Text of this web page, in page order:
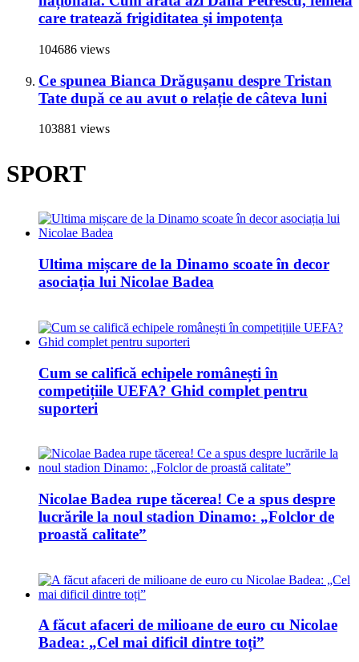
care tratează frigiditatea și impotența
104686 views
Ce spunea Bianca Drăgușanu despre Tristan
Tate după ce au avut o relație de câteva luni
103881 views
SPORT
Ultima mișcare de la Dinamo scoate în decor
asociația lui Nicolae Badea
Cum se califică echipele românești în
competițiile UEFA? Ghid complet pentru
suporteri
Nicolae Badea rupe tăcerea! Ce a spus despre
lucrările la noul stadion Dinamo: „Folclor de
proastă calitate”
A făcut afaceri de milioane de euro cu Nicolae
Badea: „Cel mai dificil dintre toți”